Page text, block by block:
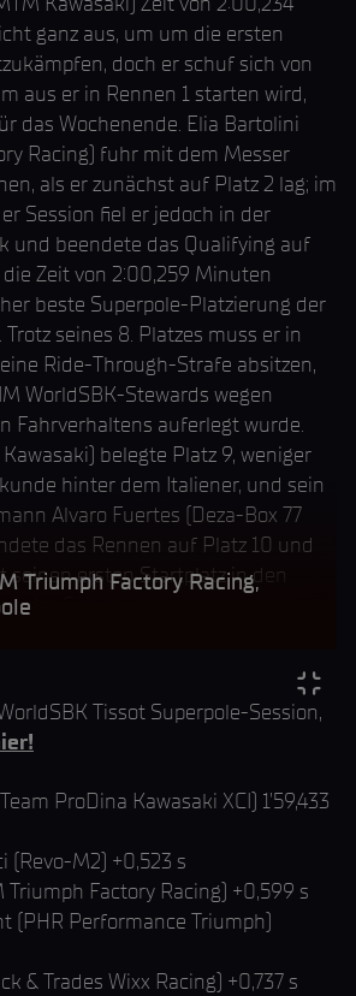
ganz aus, um um die ersten
doch er schuf sich von
aus er in Rennen 1 starten wird,
das Wochenende. Elia Bartolini
Racing) fuhr mit dem Messer
als er zunächst auf Platz 2 lag; im
Session fiel er jedoch in der
und beendete das Qualifying auf
Zeit von 2:00,259 Minuten
beste Superpole-Platzierung der
seines 8. Platzes muss er in
Ride-Through-Strafe absitzen,
WorldSBK-Stewards wegen
Fahrverhaltens auferlegt wurde.
belegte Platz 9, weniger
hinter dem Italiener, und sein
Alvaro Fuertes (Deza-Box 77
das Rennen auf Platz 10 und
seinen ersten Startplatz in den
der Saison.
Triumph Factory Racing,
Tissot Superpole-Session,
ProDina Kawasaki XCI) 1’59,433
(Revo-M2) +0,523 s
Triumph Factory Racing) +0,599 s
(PHR Performance Triumph)
& Trades Wixx Racing) +0,737 s